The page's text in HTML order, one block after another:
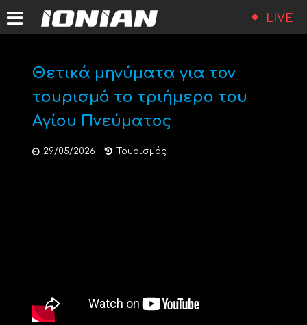
LIVE
Θετικά μηνύματα για τον
τουρισμό το τριήμερο του
Αγίου Πνεύματος
29/05/2026 Τουρισμός